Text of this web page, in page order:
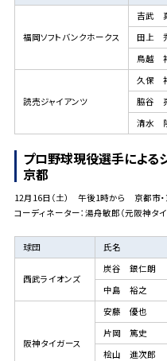
福岡ソフトバンクホークス
吉武
田上
鳥越
読売ジャイアンツ
久保
脇谷
清水
プロ野球現役選手による
京都
12月16日（土） 午後1時から 京都市
コーディネーター：湯舟敏郎（元阪神タイ
球団 氏名
西武ライオンズ
炭谷 銀仁朗
中島 裕之
阪神タイガース
安藤 優也
片岡 篤史
桧山 進次郎